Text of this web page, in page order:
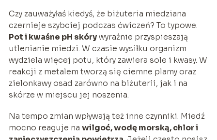
Czy zauważyłaś kiedyś, że biżuteria miedziana
czernieje szybciej podczas ćwiczeń? To typowe.
Pot i kwaśne pH skórywyraźnie przyspieszają
utlenianie miedzi. W czasie wysiłku organizm
wydziela więcej potu, który zawiera sole i kwasy. W
reakcji z metalem tworzą się ciemne plamy oraz
zielonkawy osad zarówno na biżuterii, jak i na
skórze w miejscu jej noszenia.
Na tempo zmian wpływają też inne czynniki. Miedź
mocno reaguje na wilgoć, wodę morską, chlor i